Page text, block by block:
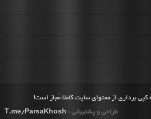
کپی برداری از محتوای سایت کاملا مُجاز است!
طراحی و پشتیبانی : T.me/ParsaKhosh